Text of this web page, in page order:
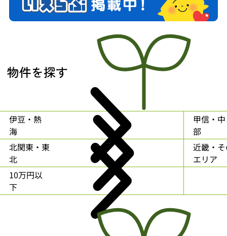
物件を探す
伊豆・熱
海
甲信・中
部
北関東・東
北
近畿・
エリア
10万円以
下